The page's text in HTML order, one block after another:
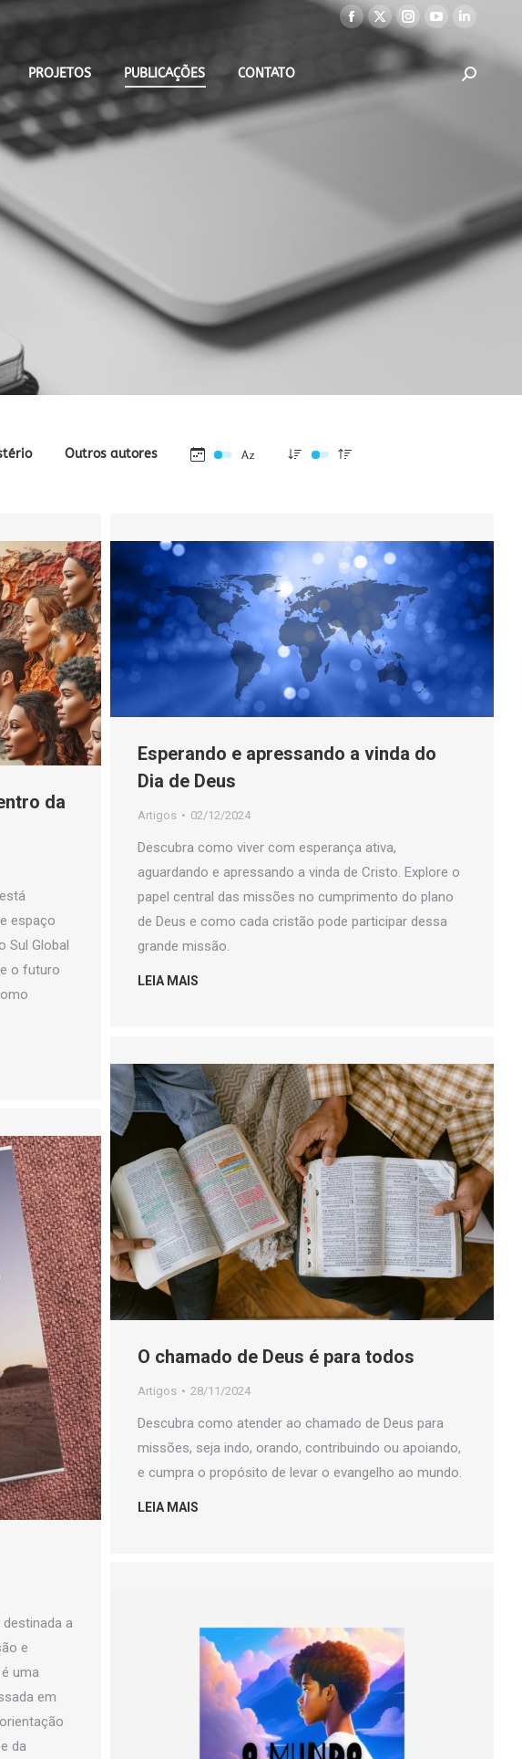
PROJETOS PUBLICAÇÕES CONTATO
Outros autores
da
espaço
Sul Global
o futuro
Esperando e apressando a vinda do
Dia de Deus
Artigos 02/12/2024
Descubra como viver com esperança ativa,
aguardando e apressando a vinda de Cristo. Explore o
papel central das missões no cumprimento do plano
de Deus e como cada cristão pode participar dessa
grande missão.
LEIA MAIS
O chamado de Deus é para todos
Artigos 28/11/2024
Descubra como atender ao chamado de Deus para
missões, seja indo, orando, contribuindo ou apoiando,
e cumpra o propósito de levar o evangelho ao mundo.
LEIA MAIS
destinada a
e
uma
em
da